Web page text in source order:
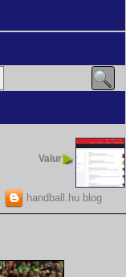
Valur
handball.hu blog